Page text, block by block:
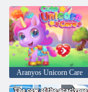
Aranyos Unicorn Care